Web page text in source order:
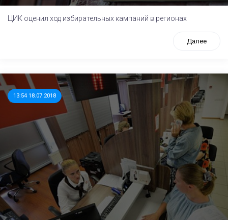
ЦИК оценил ход избирательных кампаний в регионах
Далее
13:54 18.07.2018